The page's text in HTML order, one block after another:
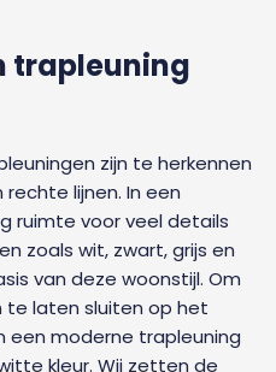
trapleuning
zijn te herkennen
lijnen. In een
ruimte voor veel details
zoals wit, zwart, grijs en
van deze woonstijl. Om
laten sluiten op het
een moderne trapleuning
kleur. Wij zetten de